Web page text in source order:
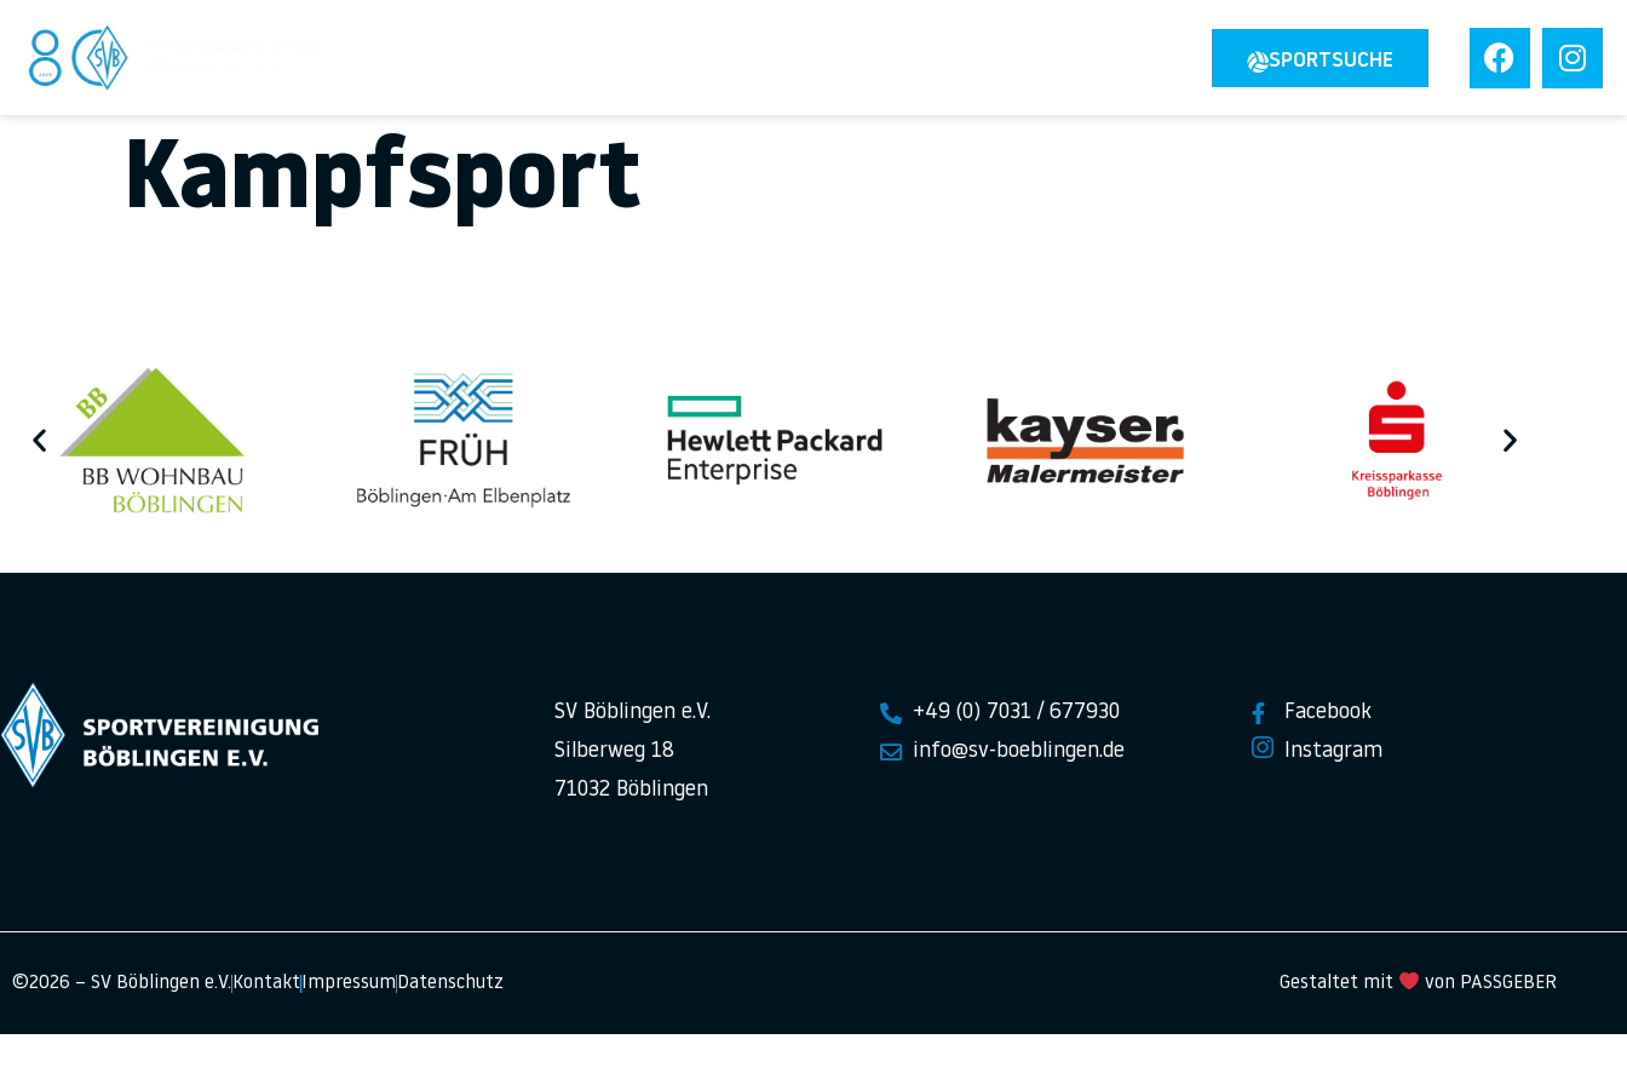
SPORTSUCHE
Kampfsport
SV Böblingen e.V.
Silberweg 18
71032 Böblingen
+49 (0) 7031 / 677930
info@sv-boeblingen.de
Facebook
Instagram
©2026 – SV Böblingen e.V.KontaktImpressumDatenschutz Gestaltet mit von PASSGEBER